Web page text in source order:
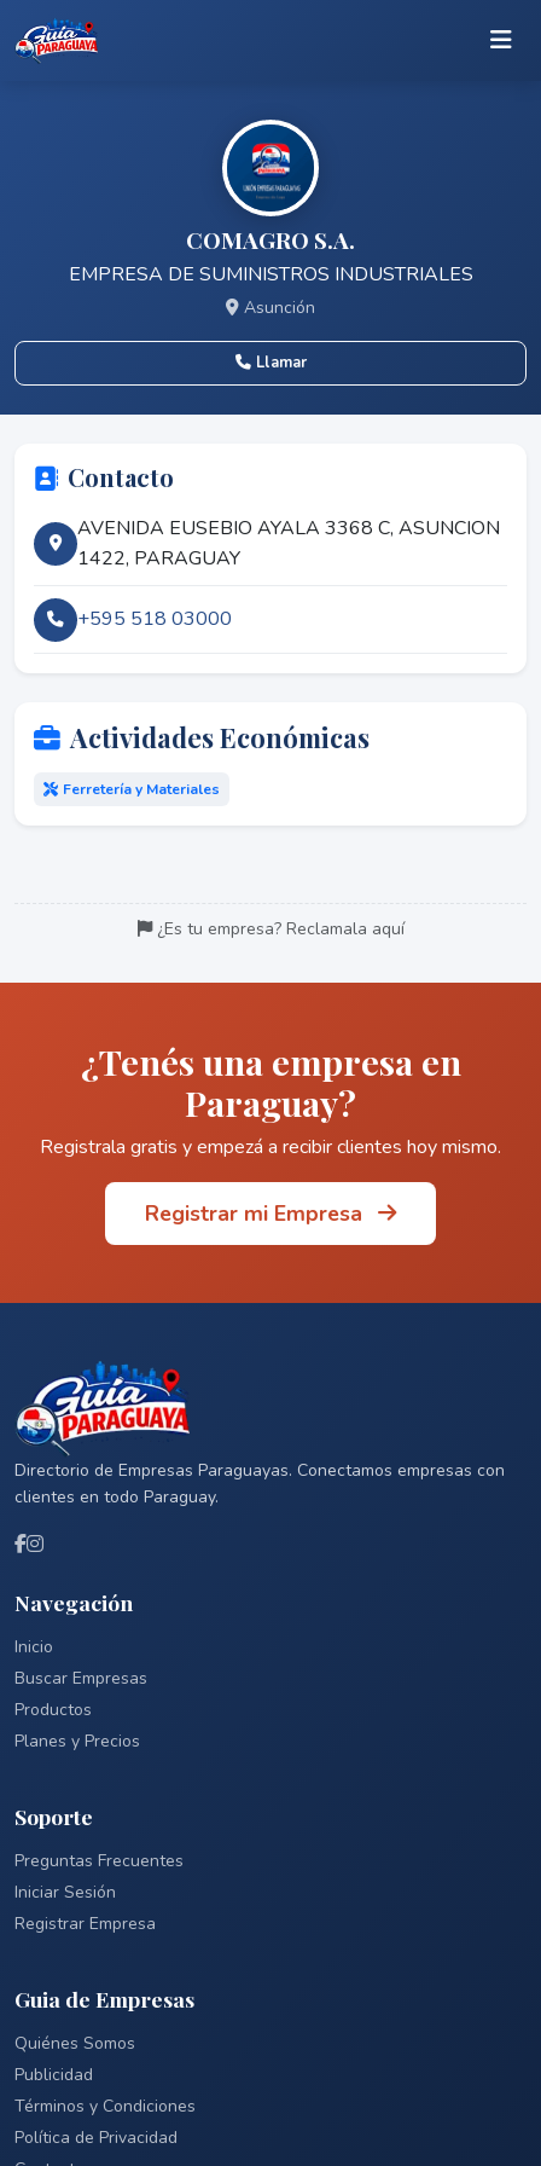
COMAGRO S.A.
EMPRESA DE SUMINISTROS INDUSTRIALES
Asunción
Llamar
Contacto
AVENIDA EUSEBIO AYALA 3368 C, ASUNCION
1422, PARAGUAY
+595 518 03000
Actividades Económicas
Ferretería y Materiales
¿Es tu empresa? Reclamala aquí
¿Tenés una empresa en
Paraguay?
Registrala gratis y empezá a recibir clientes hoy mismo.
Registrar mi Empresa
Directorio de Empresas Paraguayas. Conectamos empresas con
clientes en todo Paraguay.
Navegación
Inicio
Buscar Empresas
Productos
Planes y Precios
Soporte
Preguntas Frecuentes
Iniciar Sesión
Registrar Empresa
Guia de Empresas
Quiénes Somos
Publicidad
Términos y Condiciones
Política de Privacidad